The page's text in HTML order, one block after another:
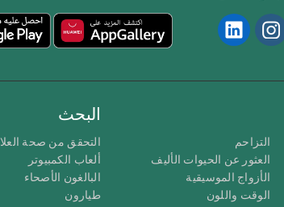
البحث
التحقق من صحة
ألعاب الكمبيوتر
البالغون الأصحاء
طيارون
التزاحم
العثور عن الحيوات الأليف
الأزواج الموسيقية
الوقت واللون